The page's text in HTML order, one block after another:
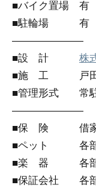
■バイク置場 有
■駐輪場 有
―――――――
■設 計 株
■施 工 戸田
■管理形式 常
―――――――
■保 険 借家人
■ペット 各部
■楽 器 各部
■保証会社 各部